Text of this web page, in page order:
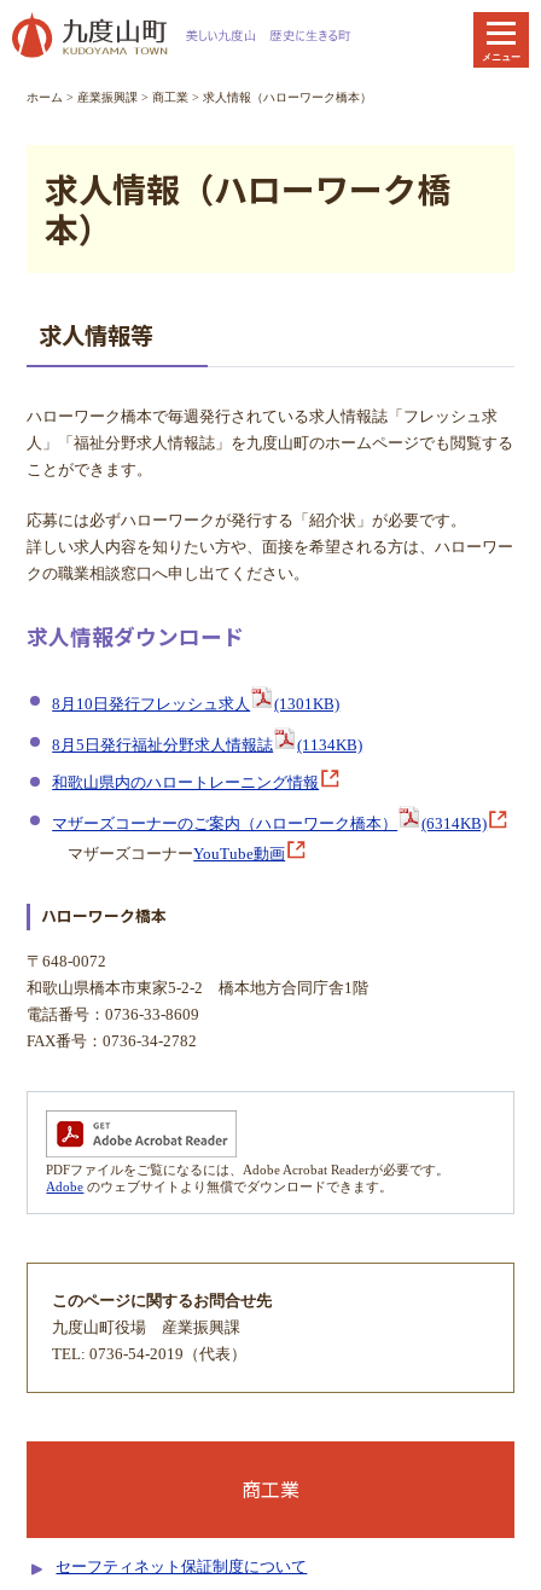
文
メニュー
ホーム > 産業振興課 >商工業 > 求人情報（ハローワーク橋本）
求人情報（ハローワーク橋
本）
求人情報等
ハローワーク橋本で毎週発行されている求人情報誌「フレッシュ求
人」「福祉分野求人情報誌」を九度山町のホームページでも閲覧する
ことができます。
応募には必ずハローワークが発行する「紹介状」が必要です。
詳しい求人内容を知りたい方や、面接を希望される方は、ハローワー
クの職業相談窓口へ申し出てください。
求人情報ダウンロード
8月10日発行フレッシュ求人 (1301KB)
8月5日発行福祉分野求人情報誌 (1134KB)
和歌山県内のハロートレーニング情報
マザーズコーナーのご案内（ハローワーク橋本）
(6314KB)
マザーズコーナーYouTube動画
ハローワーク橋本
〒648-0072
和歌山県橋本市東家5-2-2 橋本地方合同庁舎1階
電話番号：0736-33-8609
FAX番号：0736-34-2782
PDFファイルをご覧になるには、Adobe Acrobat Readerが必要です。
Adobe のウェブサイトより無償でダウンロードできます。
このページに関するお問合せ先
九度山町役場 産業振興課
TEL: 0736-54-2019（代表）
商工業
セーフティネット保証制度について